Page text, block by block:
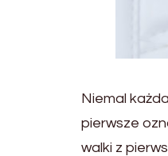
Niemal
pierwsze
walki z